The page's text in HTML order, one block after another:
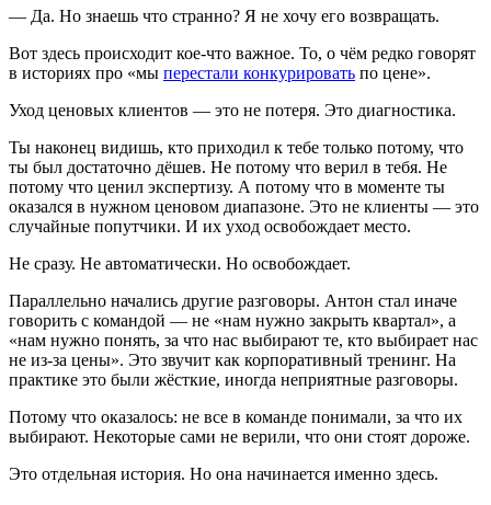
— Да. Но знаешь что странно? Я не хочу его возвращать.
Вот здесь происходит кое-что важное. То, о чём редко говорят
в историях про «мы перестали конкурировать по цене».
Уход ценовых клиентов — это не потеря. Это диагностика.
Ты наконец видишь, кто приходил к тебе только потому, что
ты был достаточно дёшев. Не потому что верил в тебя. Не
потому что ценил экспертизу. А потому что в моменте ты
оказался в нужном ценовом диапазоне. Это не клиенты — это
случайные попутчики. И их уход освобождает место.
Не сразу. Не автоматически. Но освобождает.
Параллельно начались другие разговоры. Антон стал иначе
говорить с командой — не «нам нужно закрыть квартал», а
«нам нужно понять, за что нас выбирают те, кто выбирает нас
не из-за цены». Это звучит как корпоративный тренинг. На
практике это были жёсткие, иногда неприятные разговоры.
Потому что оказалось: не все в команде понимали, за что их
выбирают. Некоторые сами не верили, что они стоят дороже.
Это отдельная история. Но она начинается именно здесь.